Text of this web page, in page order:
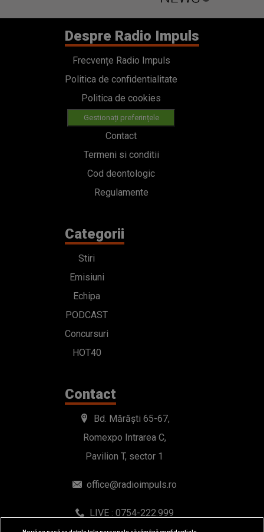
Despre Radio Impuls
Frecvențe Radio Impuls
Politica de confidentialitate
Politica de cookies
Gestionați preferințele
Contact
Termeni si conditii
Cod deontologic
Regulamente
Categorii
Stiri
Emisiuni
Echipa
PODCAST
Concursuri
HOT40
Contact
Bd. Mărăști 65-67,
Romexpo Intrarea C,
Pavilion T, sector 1
office@radioimpuls.ro
LIVE : 0754-222.999